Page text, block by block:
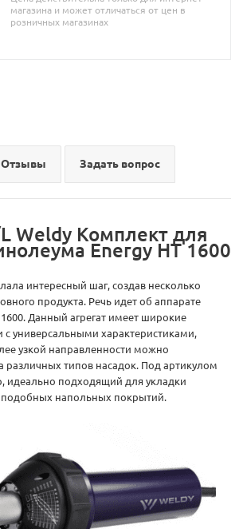
магазина и может отличаться от цен в
розничных магазинах
Отзывы Задать вопрос
Weldy Комплект для
Energy HT 1600
интересный шаг, создав несколько
продукта. Речь идет об аппарате
1600. Данный агрегат имеет широкие
с универсальными характеристиками,
узкой направленности можно
различных типов насадок. Под артикулом
идеально подходящий для укладки
подобных напольных покрытий.